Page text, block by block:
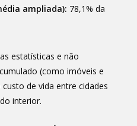
ampliada): 78,1% da
estatísticas e não
(como imóveis e
de vida entre cidades
interior.